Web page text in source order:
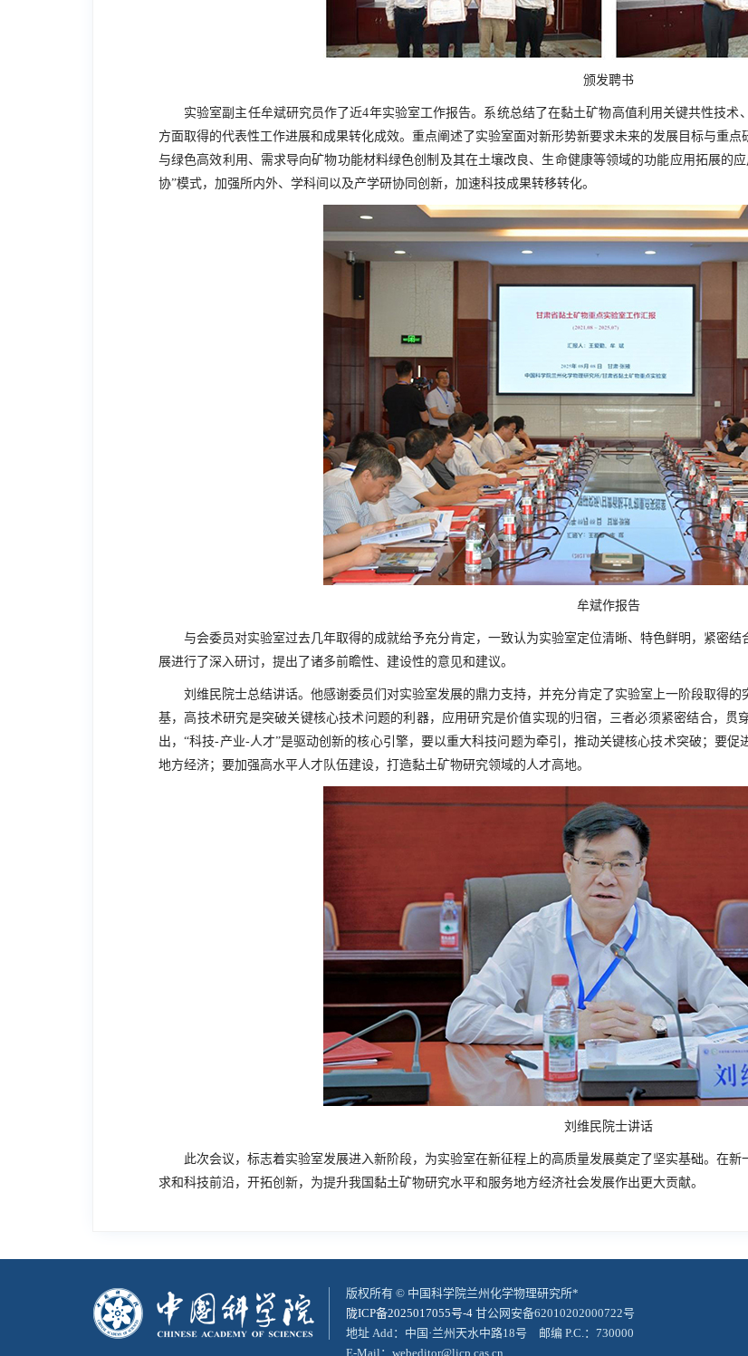
颁发聘书
实验室副主任牟斌研究员作了近4年实验室工作报告。系统总结了在黏土矿物高值利用关键共性技
方面取得的代表性工作进展和成果转化成效。重点阐述了实验室面对新形势新要求未来的发展目标与重
与绿色高效利用、需求导向矿物功能材料绿色创制及其在土壤改良、生命健康等领域的功能应用拓展的
协”模式，加强所内外、学科间以及产学研协同创新，加速科技成果转移转化。
牟斌作报告
与会委员对实验室过去几年取得的成就给予充分肯定，一致认为实验室定位清晰、特色鲜明，紧密
展进行了深入研讨，提出了诸多前瞻性、建设性的意见和建议。
刘维民院士总结讲话。他感谢委员们对实验室发展的鼎力支持，并充分肯定了实验室上一阶段取得
基，高技术研究是突破关键核心技术问题的利器，应用研究是价值实现的归宿，三者必须紧密结合，
出，“科技-产业-人才”是驱动创新的核心引擎，要以重大科技问题为牵引，推动关键核心技术突破；要
地方经济；要加强高水平人才队伍建设，打造黏土矿物研究领域的人才高地。
刘维民院士讲话
此次会议，标志着实验室发展进入新阶段，为实验室在新征程上的高质量发展奠定了坚实基础。在
求和科技前沿，开拓创新，为提升我国黏土矿物研究水平和服务地方经济社会发展作出更大贡献。
版权所有 © 中国科学院兰州化学物理研究所*
陇ICP备2025017055号-4 甘公网安备62010202000722号
地址 Add：中国·兰州天水中路18号 邮编 P.C.：730000
E-Mail：webeditor@licp.cas.cn